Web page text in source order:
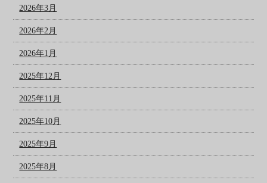
2026年3月
2026年2月
2026年1月
2025年12月
2025年11月
2025年10月
2025年9月
2025年8月